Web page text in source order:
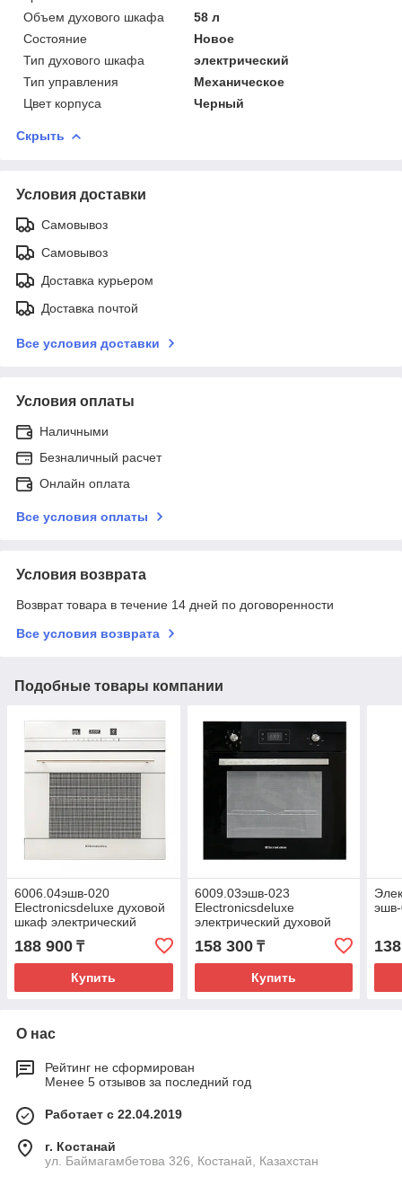
Объем духового шкафа
58 л
Состояние
Новое
Тип духового шкафа
электрический
Тип управления
Механическое
Цвет корпуса
Черный
Скрыть
Условия доставки
Самовывоз
Самовывоз
Доставка курьером
Доставка почтой
Все условия доставки
Условия оплаты
Наличными
Безналичный расчет
Онлайн оплата
Все условия оплаты
Условия возврата
Возврат товара в течение 14 дней по договоренности
Все условия возврата
Подобные товары компании
6006.04эшв-020
Electronicsdeluxe духовой
шкаф электрический
188 900 ₸
Купить
6009.03эшв-023
Electronicsdeluxe
электрический духовой
158 300₸
Купить
О нас
Рейтинг не сформирован
Менее 5 отзывов за последний год
Работает с 22.04.2019
г. Костанай
ул. Баймагамбетова 326, Костанай, Казахстан